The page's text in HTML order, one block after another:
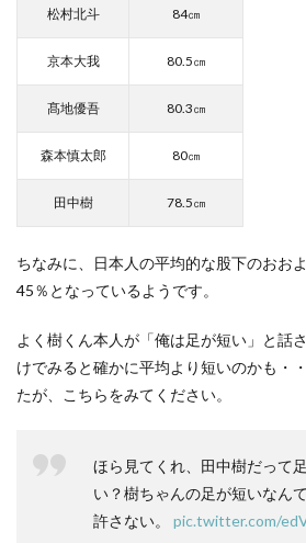
松村北斗 84㎝
京本大我 80.5㎝
髙地優吾 80.3㎝
森本慎太郎 80㎝
田中樹 78.5㎝
ちなみに、日本人の平均的な股下のおお
45％となっているようです。
よく樹くん本人が「俺は足が短い」と話
けでみると確かに平均より短いのかも・
たが、こちらをみてください。
ほら見てくれ、田中樹だって
い？樹ちゃんの足が短いなん
許さない。 pic.twitter.com/